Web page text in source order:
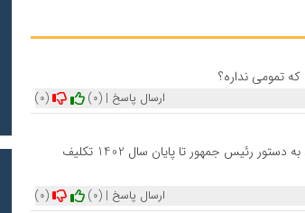
تمومی نداره؟
(0)
(0) ارسال پاسخ |
زور وزیر اقتصاد و بانک مرکزی به لابی های بانک های ناتراز نمیرسه. مگه قرار نبود به دستور رئیس جمهور تا پایان سال 1402 تکلیف
(0)
(0) ارسال پاسخ |